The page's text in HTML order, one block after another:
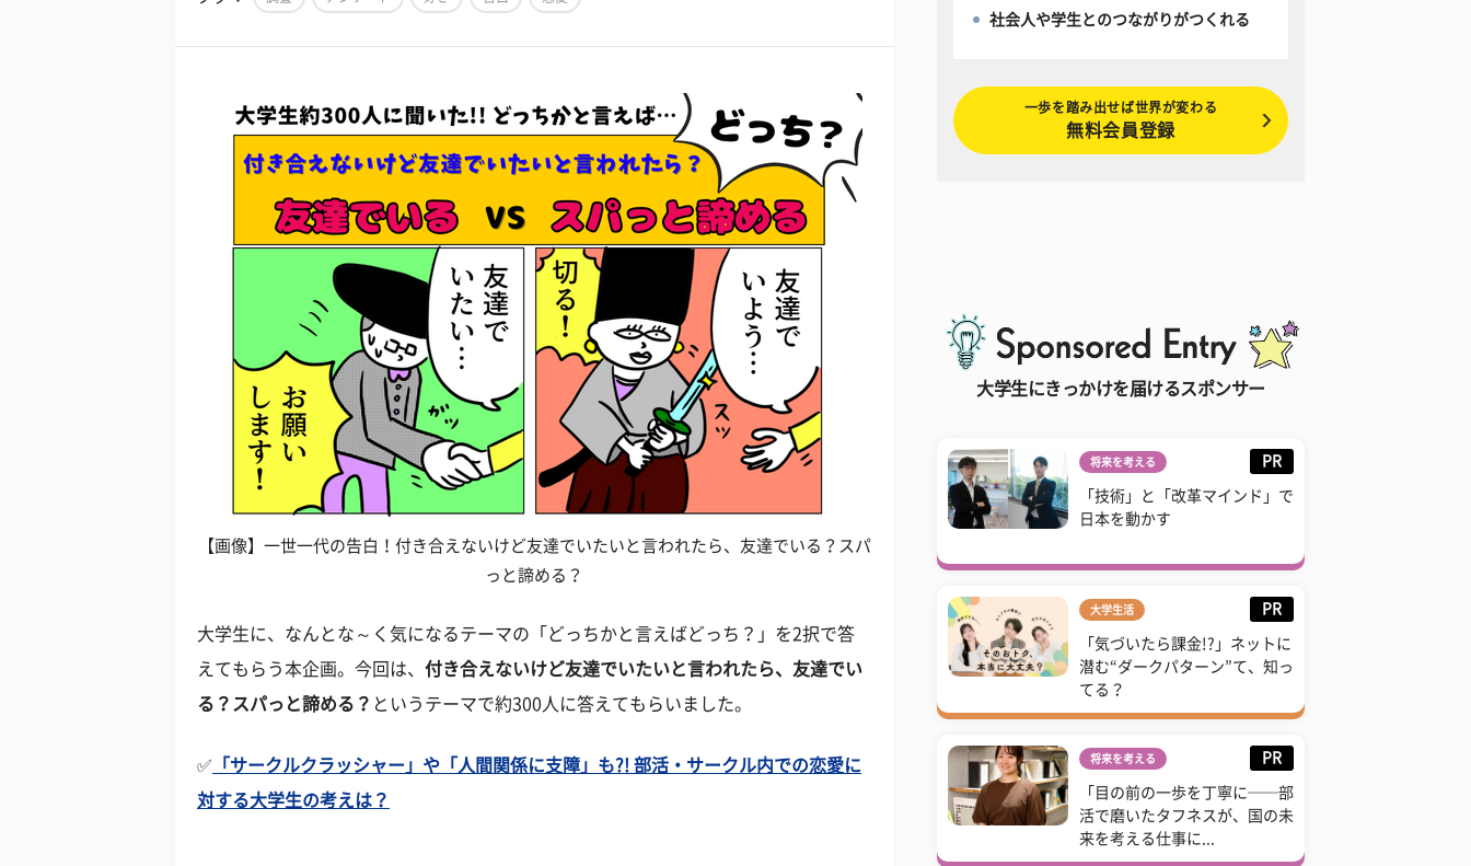
【画像】一世一代の告白！付き合えないけど友達でいたいと言われたら、友達でいる？スパ
っと諦める？
大学生に、なんとな～く気になるテーマの「どっちかと言えばどっち？」を2択で答
えてもらう本企画。今回は、 付き合えないけど友達でいたいと言われたら、友達でい
る？スパっと諦める？ というテーマで約300人に答えてもらいました。
✅ 「サークルクラッシャー」や「人間関係に支障」も?! 部活・サークル内での恋愛に
対する大学生の考えは？
社会人や学生とのつながりがつくれる
一歩を踏み出せば世界が変わる
無料会員登録
大学生にきっかけを届けるスポンサー
将来を考える PR
「技術」と「改革マインド」で
日本を動かす
大学生活 PR
「気づいたら課金!?」ネットに
潜む“ダークパターン”て、知っ
てる？
将来を考える PR
「目の前の一歩を丁寧に──部
活で磨いたタフネスが、国の未
来を考える仕事に...